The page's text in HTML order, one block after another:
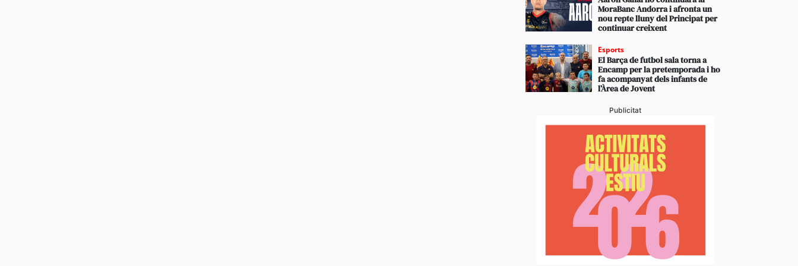
MoraBanc Andorra i afronta un
nou repte lluny del Principat per
continuar creixent
Esports
El Barça de futbol sala torna a
Encamp per la pretemporada i ho
fa acompanyat dels infants de
l’Àrea de Jovent
Publicitat